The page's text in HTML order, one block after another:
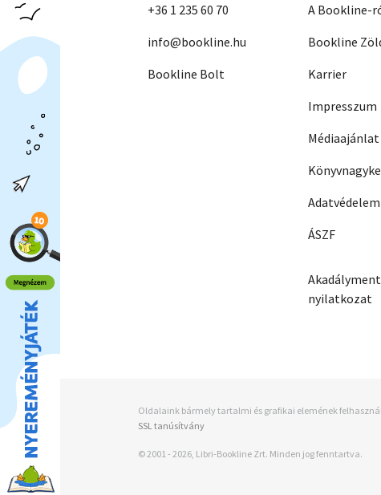
+36 1 235 60 70
info@bookline.hu
Bookline Bolt
A Bookline-
Bookline
Karrier
Impresszum
Médiaajánlat
Adatvédelem
ÁSZF
nyilatkozat
Oldalaink bármely tartalmi és grafikai elemének
SSL tanúsítvány
© 2001 - 2026, Libri-Bookline Zrt. Minden jog fenntartva.